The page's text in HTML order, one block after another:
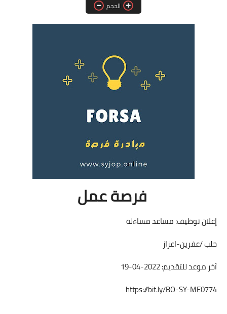
فرص عمل في العراق
فرص عمل في السودان
دورات تدريبية
الحجم
فرصة عمل
إعلان توظيف: مساعد مساءلة
حلب /عفرين-اعزاز
آخر موعد للتقديم: 2022-04-19
https://bit.ly/BO-SY-ME0774